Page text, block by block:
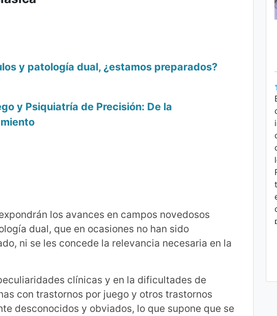
y patología dual, ¿estamos preparados?
y Psiquiatría de Precisión: De la
los avances en campos novedosos
dual, que en ocasiones no han sido
ni se les concede la relevancia necesaria en la
clínicas y en la dificultades de
con trastornos por juego y otros trastornos
desconocidos y obviados, lo que supone que se